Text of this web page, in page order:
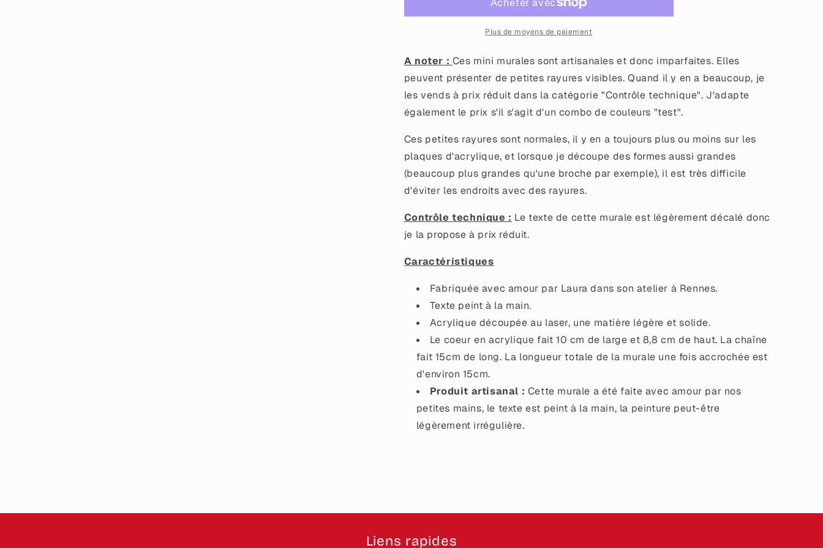
murale
&quot;Honnêtement
déchire&quot;
acrylique
transparente
avec
confettis
fleurs
de
cerisier
Mini
murale
&quot;Honnêtement
déchire&quot;
acrylique
transparente
avec
confettis
de
cerisier
Plus de moyens de paiement
A noter : Ces mini murales sont artisanales et donc imparfaites. Elles
peuvent présenter de petites rayures visibles. Quand il y en a beaucoup, je
les vends à prix réduit dans la catégorie "Contrôle technique". J'adapte
également le prix s'il s'agit d'un combo de couleurs "test".
Ces petites rayures sont normales, il y en a toujours plus ou moins sur les
plaques d'acrylique, et lorsque je découpe des formes aussi grandes
(beaucoup plus grandes qu'une broche par exemple), il est très difficile
d'éviter les endroits avec des rayures.
Contrôle technique : Le texte de cette murale est légèrement décalé donc
je la propose à prix réduit.
Caractéristiques
Fabriquée avec amour par Laura dans son atelier à Rennes.
Texte peint à la main.
Acrylique découpée au laser, une matière légère et solide.
Le coeur en acrylique fait 10 cm de large et 8,8 cm de haut. La chaîne
fait 15cm de long. La longueur totale de la murale une fois accrochée est
d'environ 15cm.
Produit artisanal : Cette murale a été faite avec amour par nos
petites mains, le texte est peint à la main, la peinture peut-être
légèrement irrégulière.
Liens rapides